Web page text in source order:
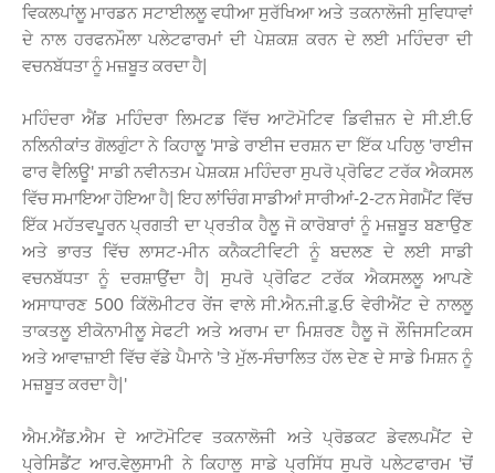
ਵਿਕਲਪਾਂਲੂ ਮਾਰਡਨ ਸਟਾਈਲਲੂ ਵਧੀਆ ਸੁਰੱਖਿਆ ਅਤੇ ਤਕਨਾਲੋਜੀ ਸੁਵਿਧਾਵਾਂ
ਦੇ ਨਾਲ ਹਰਫਨਮੌਲਾ ਪਲੇਟਫਾਰਮਾਂ ਦੀ ਪੇਸ਼ਕਸ਼ ਕਰਨ ਦੇ ਲਈ ਮਹਿੰਦਰਾ ਦੀ
ਵਚਨਬੱਧਤਾ ਨੂੰ ਮਜ਼ਬੂਤ ਕਰਦਾ ਹੈ|
ਮਹਿੰਦਰਾ ਐਂਡ ਮਹਿੰਦਰਾ ਲਿਮਟਡ ਵਿੱਚ ਆਟੋਮੋਟਿਵ ਡਿਵੀਜ਼ਨ ਦੇ ਸੀ.ਈ.ਓ
ਨਲਿਨੀਕਾਂਤ ਗੋਲਗੁੰਟਾ ਨੇ ਕਿਹਾਲੂ 'ਸਾਡੇ ਰਾਈਜ ਦਰਸ਼ਨ ਦਾ ਇੱਕ ਪਹਿਲੁ 'ਰਾਈਜ
ਫਾਰ ਵੈਲਿਊ' ਸਾਡੀ ਨਵੀਨਤਮ ਪੇਸ਼ਕਸ਼ ਮਹਿੰਦਰਾ ਸੁਪਰੋ ਪ੍ਰੋਫਿਟ ਟਰੱਕ ਐਕਸਲ
ਵਿੱਚ ਸਮਾਇਆ ਹੋਇਆ ਹੈ| ਇਹ ਲਾਂਚਿੰਗ ਸਾਡੀਆਂ ਸਾਰੀਆਂ-2-ਟਨ ਸੇਗਮੈਂਟ ਵਿੱਚ
ਇੱਕ ਮਹੱਤਵਪੂਰਨ ਪ੍ਰਗਤੀ ਦਾ ਪ੍ਰਤੀਕ ਹੈਲੂ ਜੋ ਕਾਰੋਬਾਰਾਂ ਨੂੰ ਮਜ਼ਬੂਤ ਬਣਾਉਣ
ਅਤੇ ਭਾਰਤ ਵਿੱਚ ਲਾਸਟ-ਮੀਨ ਕਨੈਕਟੀਵਿਟੀ ਨੂੰ ਬਦਲਣ ਦੇ ਲਈ ਸਾਡੀ
ਵਚਨਬੱਧਤਾ ਨੂੰ ਦਰਸ਼ਾਉਂਦਾ ਹੈ| ਸੁਪਰੋ ਪ੍ਰੋਫਿਟ ਟਰੱਕ ਐਕਸਲਲੂ ਆਪਣੇ
ਅਸਾਧਾਰਣ 500 ਕਿੱਲੋਮੀਟਰ ਰੇਂਜ ਵਾਲੇ ਸੀ.ਐਨ.ਜੀ.ਡੁ.ਓ ਵੇਰੀਐਂਟ ਦੇ ਨਾਲਲੂ
ਤਾਕਤਲੂ ਈਕੋਨਾਮੀਲੂ ਸੇਫਟੀ ਅਤੇ ਅਰਾਮ ਦਾ ਮਿਸ਼ਰਣ ਹੈਲੂ ਜੋ ਲੌਜਿਸਟਿਕਸ
ਅਤੇ ਆਵਾਜ਼ਾਈ ਵਿੱਚ ਵੱਡੇ ਪੈਮਾਨੇ 'ਤੇ ਮੁੱਲ-ਸੰਚਾਲਿਤ ਹੱਲ ਦੇਣ ਦੇ ਸਾਡੇ ਮਿਸ਼ਨ ਨੂੰ
ਮਜ਼ਬੂਤ ਕਰਦਾ ਹੈ|'
ਐਮ.ਐਂਡ.ਐਮ ਦੇ ਆਟੋਮੋਟਿਵ ਤਕਨਾਲੋਜੀ ਅਤੇ ਪ੍ਰੋਡਕਟ ਡੇਵਲਪਮੈਂਟ ਦੇ
ਪ੍ਰੇਸਿਡੈਂਟ ਆਰ.ਵੇਲੁਸਾਮੀ ਨੇ ਕਿਹਾਲੂ ਸਾਡੇ ਪ੍ਰਸਿੱਧ ਸੁਪਰੋ ਪਲੇਟਫਾਰਮ 'ਚੋਂ